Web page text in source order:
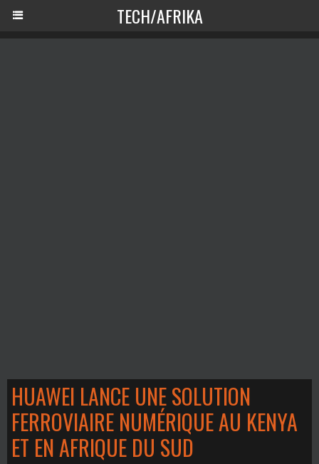
TECH/AFRIKA
HUAWEI LANCE UNE SOLUTION
FERROVIAIRE NUMÉRIQUE AU KENYA
ET EN AFRIQUE DU SUD